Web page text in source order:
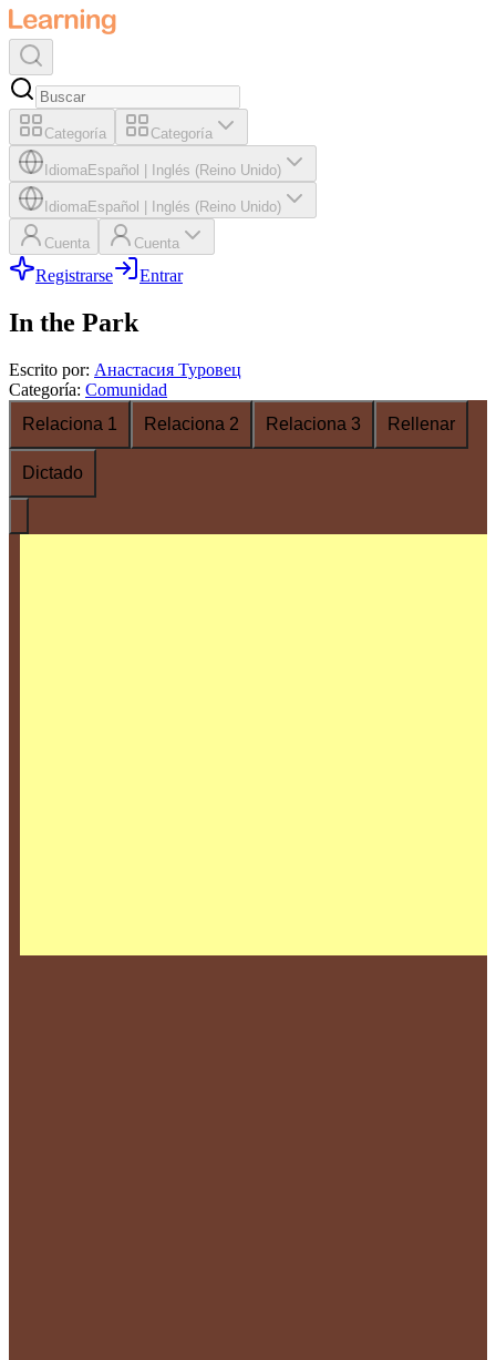
Categoría Categoría
IdiomaEspañol Inglés (Reino Unido)
IdiomaEspañol Inglés (Reino Unido)
Cuenta Cuenta
Registrarse Entrar
In the Park
Escrito por: Анастасия Туровец
Categoría: Comunidad
Relaciona 1
Relaciona 2 Relaciona 3 Rellenar
Dictado